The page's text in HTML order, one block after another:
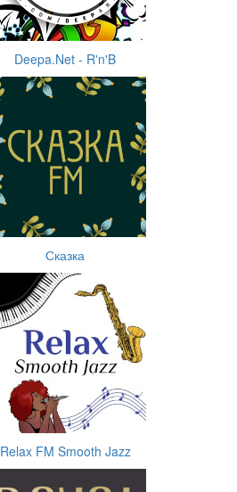
Deepa.Net - R'n'B
Сказка
Relax FM Smooth Jazz